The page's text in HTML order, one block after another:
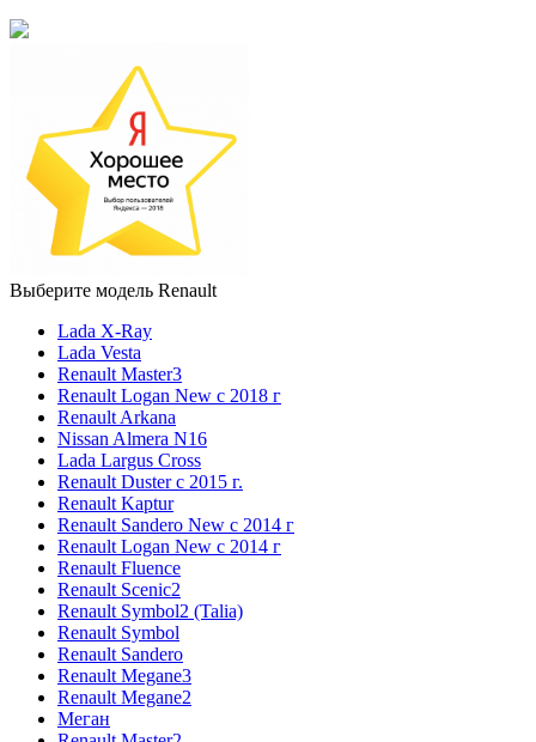
Выберите модель Renault
Lada X-Ray
Lada Vesta
Renault Master3
Renault Logan New с 2018 г
Renault Arkana
Nissan Almera N16
Lada Largus Cross
Renault Duster с 2015 г.
Renault Kaptur
Renault Sandero New с 2014 г
Renault Logan New с 2014 г
Renault Fluence
Renault Scenic2
Renault Symbol2 (Talia)
Renault Symbol
Renault Sandero
Renault Megane3
Renault Megane2
Меган